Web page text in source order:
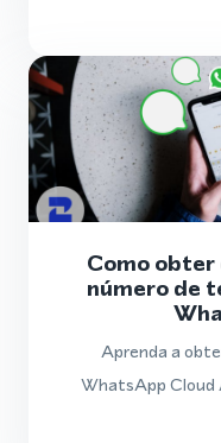
Como
número de
Aprenda a
WhatsApp Cloud